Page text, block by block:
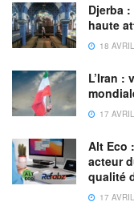
Djerba
haute
18
L’Iran :
17
Alt Eco
acteur
qualité
17